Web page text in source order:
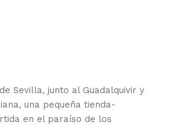
Sevilla, junto al Guadalquivir y
una pequeña tienda-
en el paraíso de los